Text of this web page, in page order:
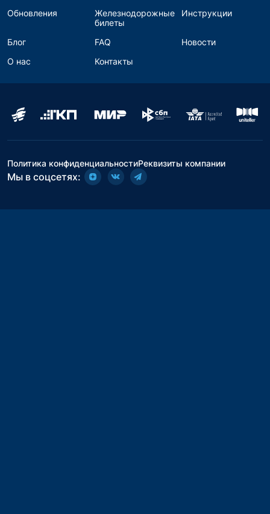
Обновления
Железнодорожные
билеты
Инструкции
Блог FAQ
Новости
О нас
Контакты
Политика конфиденциальностиРеквизиты компании
Мы в соцсетях: